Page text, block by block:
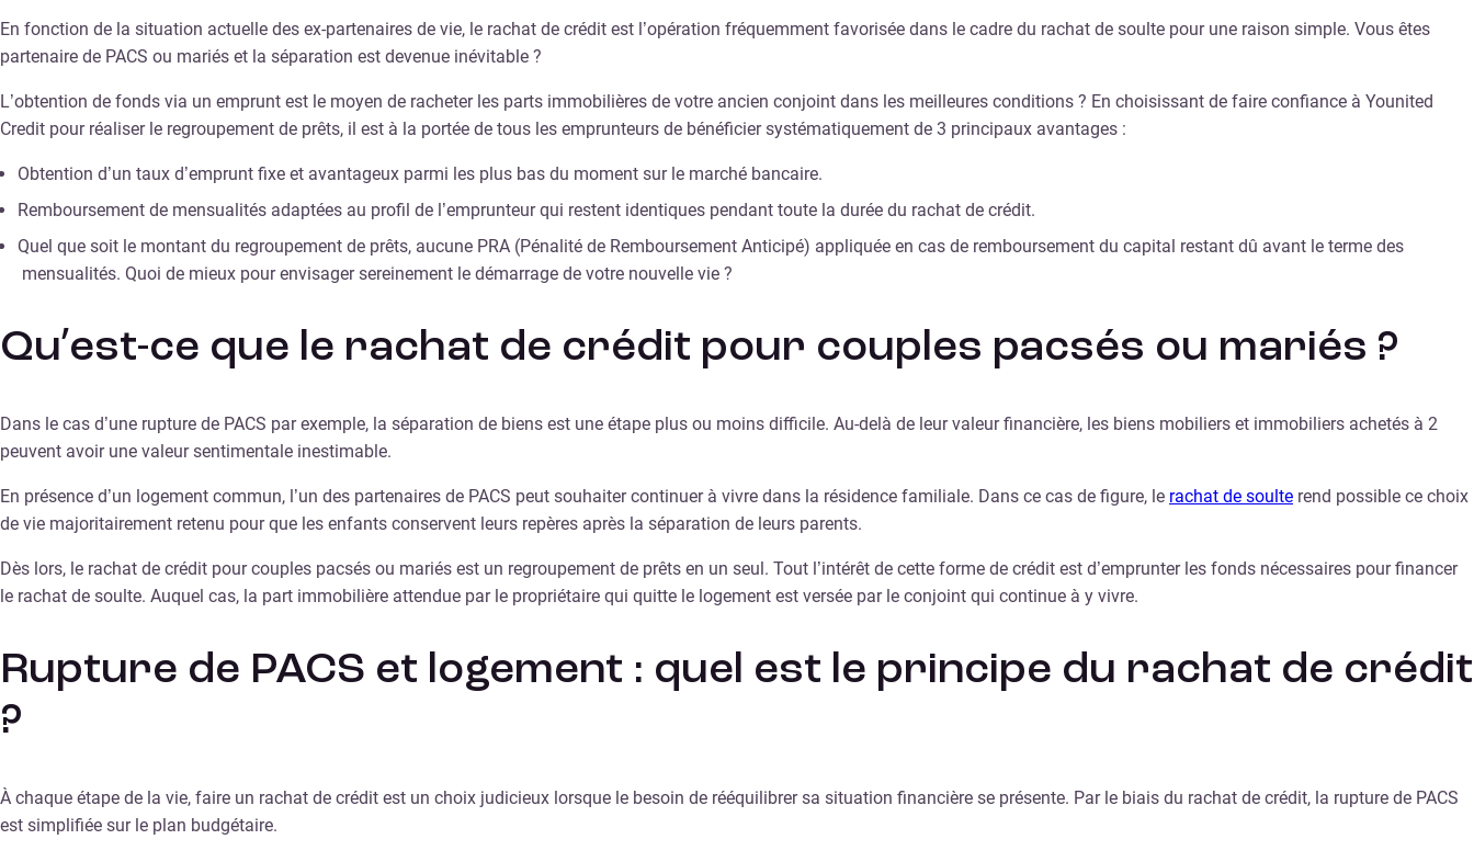
En fonction de la situation actuelle des ex-partenaires de vie, le rachat de crédit est l’opération fréquemment favorisée dans le cadre du rachat de soulte pour une raison simple. Vous êtes
partenaire de PACS ou mariés et la séparation est devenue inévitable ?
L’obtention de fonds via un emprunt est le moyen de racheter les parts immobilières de votre ancien conjoint dans les meilleures conditions ? En choisissant de faire confiance à Younited
Credit pour réaliser le regroupement de prêts, il est à la portée de tous les emprunteurs de bénéficier systématiquement de 3 principaux avantages :
Obtention d’un taux d’emprunt fixe et avantageux parmi les plus bas du moment sur le marché bancaire.
Remboursement de mensualités adaptées au profil de l’emprunteur qui restent identiques pendant toute la durée du rachat de crédit.
Quel que soit le montant du regroupement de prêts, aucune PRA (Pénalité de Remboursement Anticipé) appliquée en cas de remboursement du capital restant dû avant le terme des
mensualités. Quoi de mieux pour envisager sereinement le démarrage de votre nouvelle vie ?
Qu’est-ce que le rachat de crédit pour couples pacsés ou mariés ?
Dans le cas d’une rupture de PACS par exemple, la séparation de biens est une étape plus ou moins difficile. Au-delà de leur valeur financière, les biens mobiliers et immobiliers achetés à 2
peuvent avoir une valeur sentimentale inestimable.
En présence d’un logement commun, l’un des partenaires de PACS peut souhaiter continuer à vivre dans la résidence familiale. Dans ce cas de figure, le rachat de soulte rend possible ce choix
de vie majoritairement retenu pour que les enfants conservent leurs repères après la séparation de leurs parents.
Dès lors, le rachat de crédit pour couples pacsés ou mariés est un regroupement de prêts en un seul. Tout l’intérêt de cette forme de crédit est d’emprunter les fonds nécessaires pour financer
le rachat de soulte. Auquel cas, la part immobilière attendue par le propriétaire qui quitte le logement est versée par le conjoint qui continue à y vivre.
Rupture de PACS et logement : quel est le principe du rachat de crédit
?
À chaque étape de la vie, faire un rachat de crédit est un choix judicieux lorsque le besoin de rééquilibrer sa situation financière se présente. Par le biais du rachat de crédit, la rupture de PACS
est simplifiée sur le plan budgétaire.